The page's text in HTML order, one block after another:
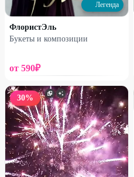
гипсофилой
3670₽
21%
Легенда
ФлористЭль
Букеты и композиции
от 590₽
30%